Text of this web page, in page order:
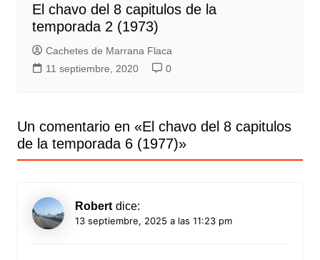
El chavo del 8 capitulos de la
temporada 2 (1973)
Cachetes de Marrana Flaca
11 septiembre, 2020
0
Un comentario en «El chavo del 8 capitulos
de la temporada 6 (1977)»
Robert dice:
13 septiembre, 2025 a las 11:23 pm